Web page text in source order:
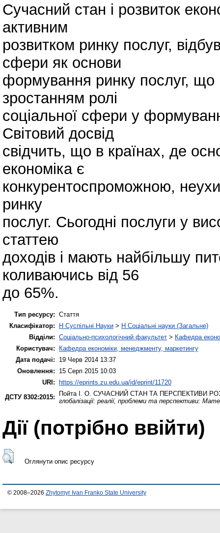
Сучасний стан і розвиток
активним
розвитком ринку послуг,
сфери як основи
формування ринку послуг,
зростанням ролі
соціальної сфери у
Світовий досвід
свідчить, що в країнах, де
економіка є
конкурентоспроможною,
ринку
послуг. Сьогодні послуги у
статтею
доходів і мають найбільшу
коливаючись від 56
до 65%.
Тип ресурсу: Стаття
Класифікатор:
H Суспільні Науки > H Соціальні науки (Загальне)
Відділи: Соціально-психологічний факультет > Кафедра
Користувач:
Кафедра економіки, менеджменту, маркетингу
Дата подачі:
19 Черв 2014 13:37
Оновлення:
15 Серп 2015 10:03
URI: https://eprints.zu.edu.ua/id/eprint/11720
ДСТУ 8302:2015:
Пойта І. О. СУЧАСНИЙ СТАН ТА ПЕРСПЕКТИВИ
глобалізації: реалії, проблеми та перспективи:
Дії ​​(потрібно ввійти)
Оглянути опис ресурсу
© 2008–2026 Zhytomyr Ivan Franko State University